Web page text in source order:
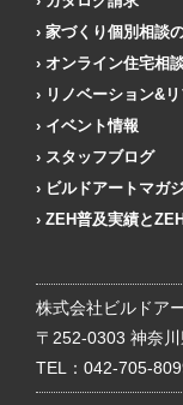
家づくり個別相談
オンライン住宅相
リノベーション&
イベント情報
スタッフブログ
ビルドアートマガ
ZEH普及実績と
株式会社ビルドア
〒252-0303 神奈
TEL： 042-705-